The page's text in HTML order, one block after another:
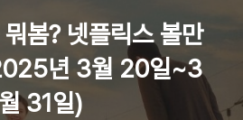
봄? 넷플릭스 볼만
년 3월 20일~3
월 31일)